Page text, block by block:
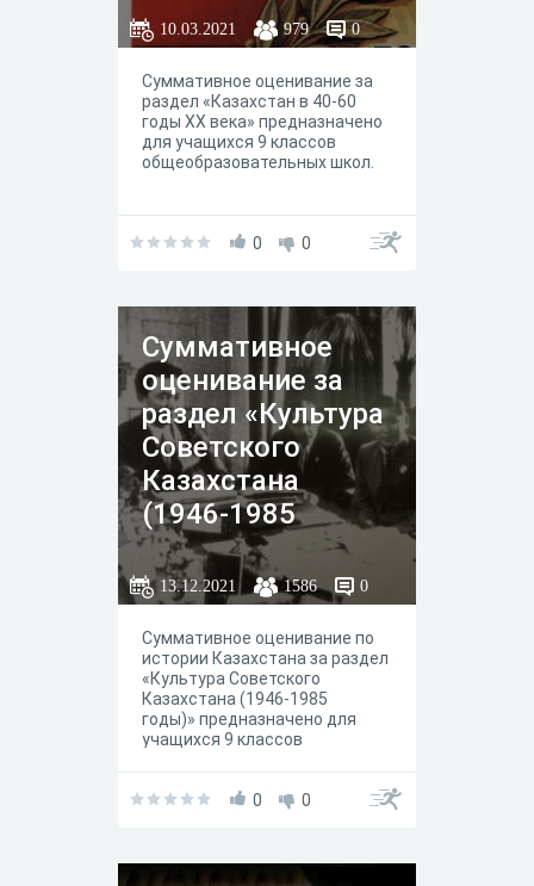
10.03.2021 979 0
Суммативное оценивание за
раздел «Казахстан в 40-60
годы XX века» предназначено
для учащихся 9 классов
общеобразовательных школ.
0 0
Суммативное
оценивание за
раздел «Культура
Советского
Казахстана
(1946-1985
годы)»
13.12.2021 1586 0
Суммативное оценивание по
истории Казахстана за раздел
«Культура Советского
Казахстана (1946-1985
годы)» предназначено для
учащихся 9 классов
0 0